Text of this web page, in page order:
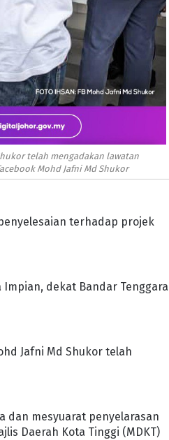
telah mengadakan lawatan
Mohd Jafni Md Shukor
terhadap projek
dekat Bandar Tenggara
Jafni Md Shukor telah
dan mesyuarat penyelarasan
Daerah Kota Tinggi (MDKT)